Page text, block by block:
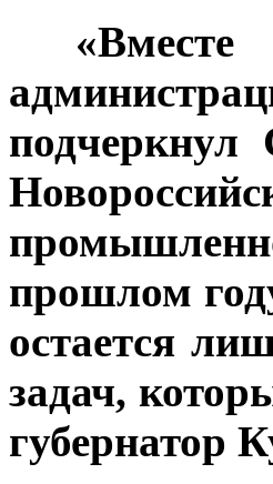
прошлом
остается
задач,
губернатор